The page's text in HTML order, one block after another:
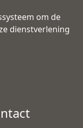
om de
dienstverlening